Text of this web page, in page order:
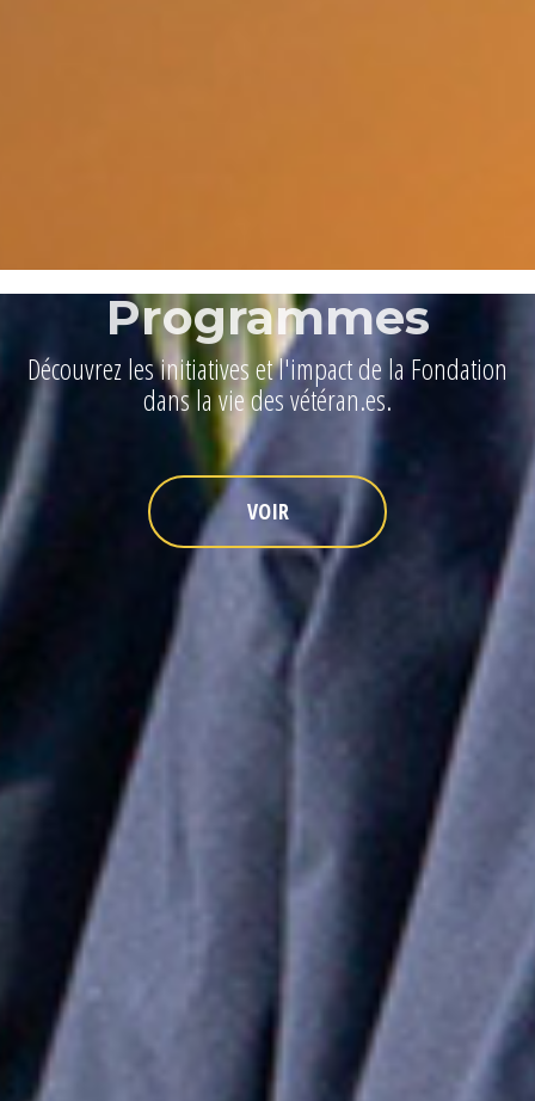
Programmes
Découvrez les initiatives et l'impact de la Fondation
dans la vie des vétéran.es.
VOIR